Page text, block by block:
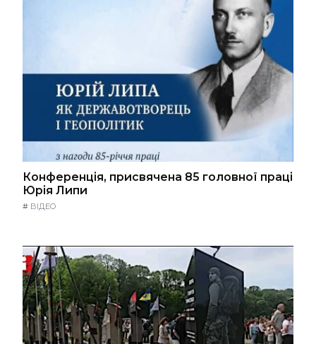
Конференція, присвячена 85 головної праці
Юрія Липи
# ВІДЕО